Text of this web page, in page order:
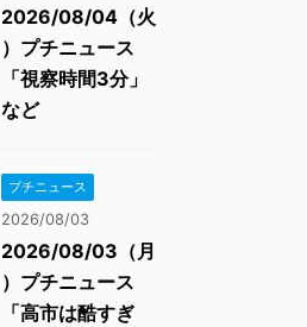
2026/08/04（火
）プチニュース
「視察時間3分」
など
プチニュース
2026/08/03
2026/08/03（月
）プチニュース
「高市は酷すぎ